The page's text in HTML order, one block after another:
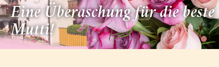
Eine Überaschung für die beste
Mutti!